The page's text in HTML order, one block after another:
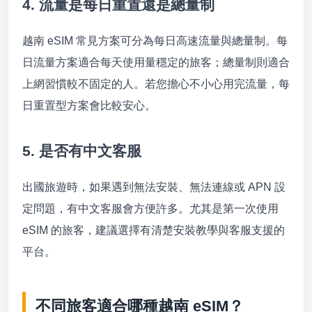
4. 流量是每日重置還是總量制
越南 eSIM 常見方案可分為每日高速流量與總量制。每
日流量方案適合每天使用量穩定的旅客；總量制則適合
上網習慣較不固定的人。若您擔心不小心用完流量，每
日重置型方案會比較安心。
5. 是否有中文客服
出國旅遊時，如果遇到無法安裝、無法連線或 APN 設
定問題，有中文客服會方便許多。尤其是第一次使用
eSIM 的旅客，建議選擇有清楚安裝教學與客服支援的
平台。
不同旅客適合哪種越南 eSIM？